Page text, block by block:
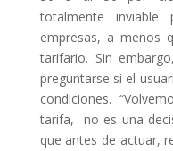
totalmente inviable
empresas, a menos
tarifario. Sin
preguntarse si el
condiciones.
tarifa, no es una
que antes de actuar,